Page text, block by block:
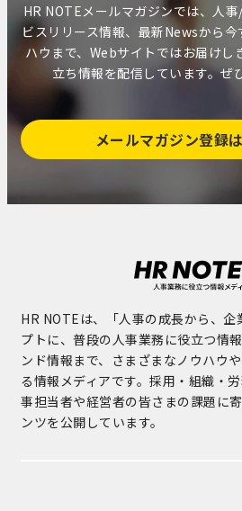
HR NOTEメールマガジンでは、人
ビスリリース情報、最新Newsから
ハウまで、Webサイトではお届けし
立ち情報を配信しています。ぜ
メールマガジン登録
HR NOTEは、「人事の成長から、企
プトに、普段の人事業務に役立つ情
ンド情報まで、さまざまなノウハウ
る情報メディアです。採用・組織・
事担当者や経営者の皆さまの課題に
ンツを公開しています。